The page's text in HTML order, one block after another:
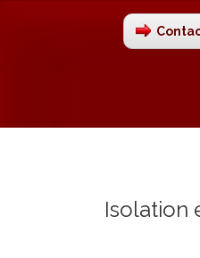
Isolation